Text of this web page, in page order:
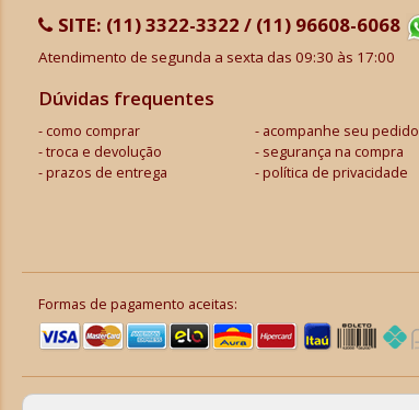
SITE: (11) 3322-3322 / (11) 96608-6068
Atendimento de segunda a sexta das 09:30 às 17:00
Dúvidas frequentes
como comprar
acompanhe seu pedido
troca e devolução
segurança na compra
prazos de entrega
política de privacidade
Formas de pagamento aceitas: